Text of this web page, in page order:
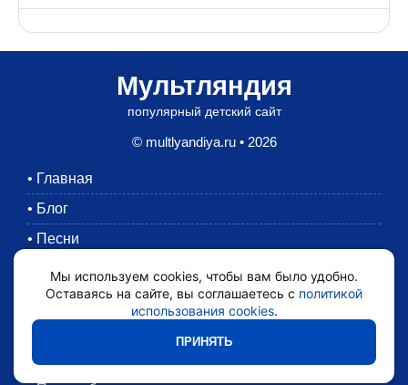
Мультляндия
популярный детский сайт
© multlyandiya.ru • 2026
• Главная
• Блог
• Песни
Раскраски
Картинки
•
•
Мы используем cookies, чтобы вам было удобно.
Оставаясь на сайте, вы соглашаетесь с политикой
использования cookies.
ПРИНЯТЬ